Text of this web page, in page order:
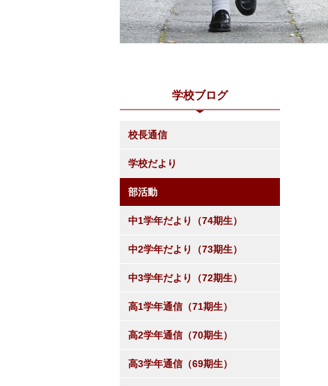
学校ブログ
校長通信
学校だより
部活動
中1学年だより（74期生）
中2学年だより（73期生）
中3学年だより（72期生）
高1学年通信（71期生）
高2学年通信（70期生）
高3学年通信（69期生）